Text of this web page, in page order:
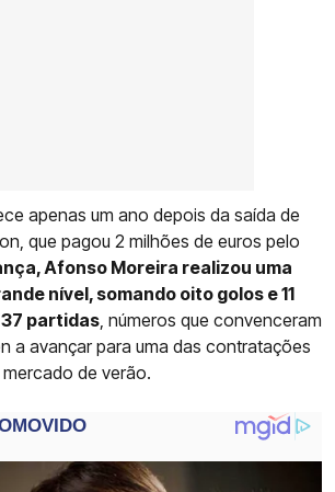
apenas um ano depois da saída de
que pagou 2 milhões de euros pelo
Afonso Moreira realizou uma
nível, somando oito golos e 11
partidas, números que convenceram
a avançar para uma das contratações
de verão.